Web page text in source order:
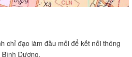
chỉ đạo làm đầu mối để kết nối thông
Dương.